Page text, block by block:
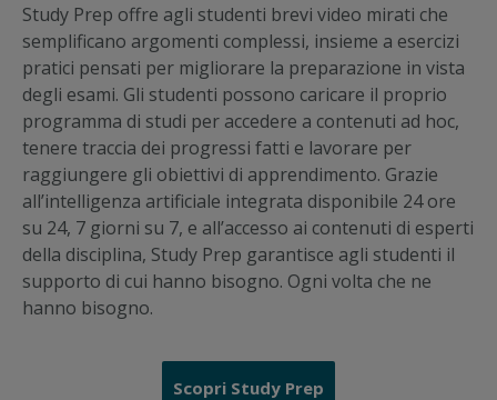
Study Prep offre agli studenti brevi video mirati che
semplificano argomenti complessi, insieme a esercizi
pratici pensati per migliorare la preparazione in vista
degli esami. Gli studenti possono caricare il proprio
programma di studi per accedere a contenuti ad hoc,
tenere traccia dei progressi fatti e lavorare per
raggiungere gli obiettivi di apprendimento. Grazie
all’intelligenza artificiale integrata disponibile 24 ore
su 24, 7 giorni su 7, e all’accesso ai contenuti di esperti
della disciplina, Study Prep garantisce agli studenti il
supporto di cui hanno bisogno. Ogni volta che ne
hanno bisogno.
Scopri Study Prep